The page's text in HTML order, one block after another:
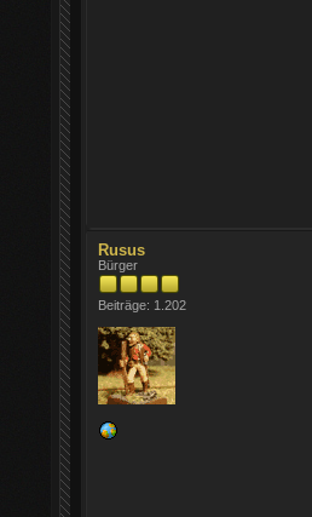
Rusus
Bürger
Beiträge: 1.202